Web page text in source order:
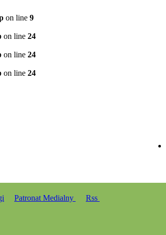
on line 9
on line 24
on line 24
on line 24
Patronat Medialny
Rss